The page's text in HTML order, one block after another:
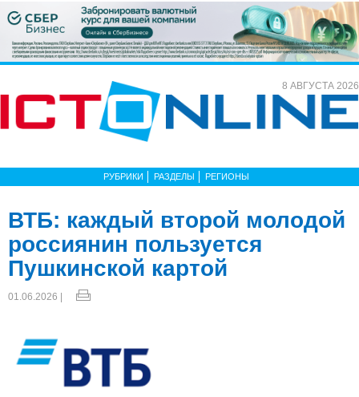
8 АВГУСТА 2026
РУБРИКИ РАЗДЕЛЫ РЕГИОНЫ
ВТБ: каждый второй молодой
россиянин пользуется
Пушкинской картой
01.06.2026 |